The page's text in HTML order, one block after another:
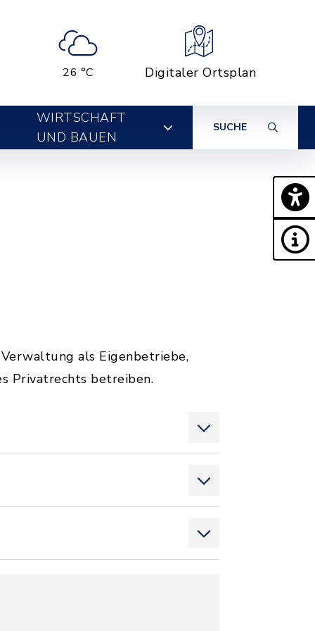
26 °C Digitaler Ortsplan
WIRTSCHAFT
UND BAUEN
SUCHE
als Eigenbetriebe,
Privatrechts betreiben.